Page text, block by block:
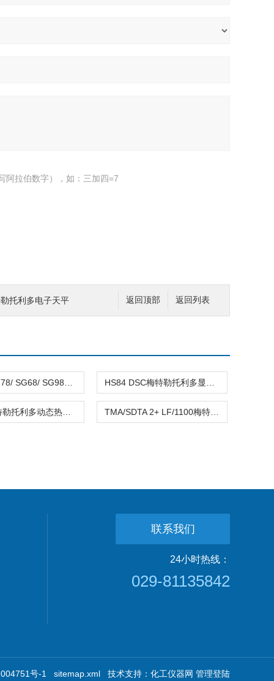
阿拉伯数字），如：三加四=7
返回列表
返回顶部
托利多电子天平
联系我们
24小时热线：
029-81135842
号-1 sitemap.xml 技术支持： 化工仪器网 管理登陆